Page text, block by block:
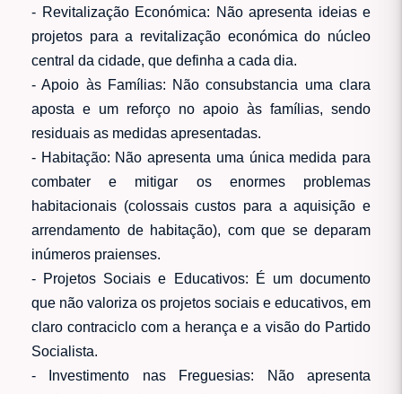
- Revitalização Económica: Não apresenta ideias e
projetos para a revitalização económica do núcleo
central da cidade, que definha a cada dia.
- Apoio às Famílias: Não consubstancia uma clara
aposta e um reforço no apoio às famílias, sendo
residuais as medidas apresentadas.
- Habitação: Não apresenta uma única medida para
combater e mitigar os enormes problemas
habitacionais (colossais custos para a aquisição e
arrendamento de habitação), com que se deparam
inúmeros praienses.
- Projetos Sociais e Educativos: É um documento
que não valoriza os projetos sociais e educativos, em
claro contraciclo com a herança e a visão do Partido
Socialista.
- Investimento nas Freguesias: Não apresenta